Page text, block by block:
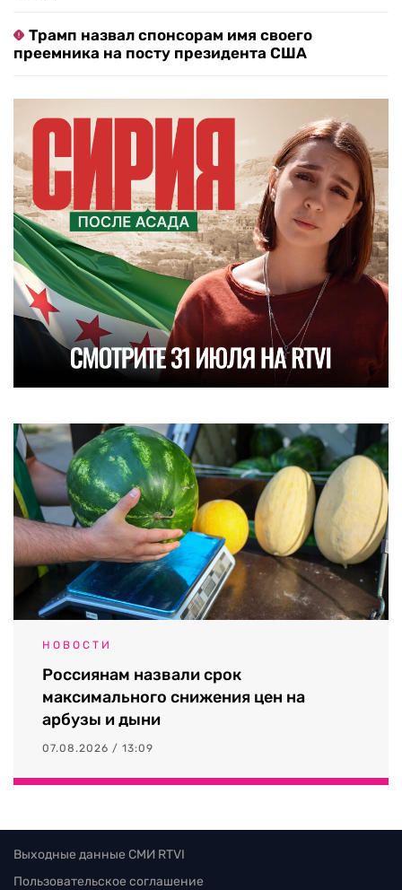
Трамп назвал спонсорам имя своего
преемника на посту президента США
НОВОСТИ
Россиянам назвали срок
максимального снижения цен на
арбузы и дыни
07.08.2026 / 13:09
Выходные данные СМИ RTVI
Пользовательское соглашение